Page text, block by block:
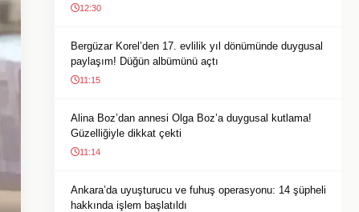
12:30
Bergüzar Korel’den 17. evlilik yıl dönümünde duygusal
paylaşım! Düğün albümünü açtı
11:15
Alina Boz’dan annesi Olga Boz’a duygusal kutlama!
Güzelliğiyle dikkat çekti
11:14
Ankara’da uyuşturucu ve fuhuş operasyonu: 14 şüpheli
hakkında işlem başlatıldı